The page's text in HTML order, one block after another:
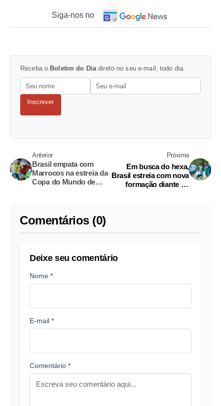
Siga-nos no
Receba o Boletim do Dia direto no seu e-mail, todo dia.
Inscrever
Anterior
Brasil empata com
Marrocos na estreia da
Copa do Mundo de
Próxima
Em busca do hexa,
Brasil estreia com nova
formação diante de
Comentários (0)
Deixe seu comentário
Nome *
E-mail *
Comentário *